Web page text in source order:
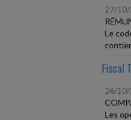
27/
Le
Fiscal
26/
Les